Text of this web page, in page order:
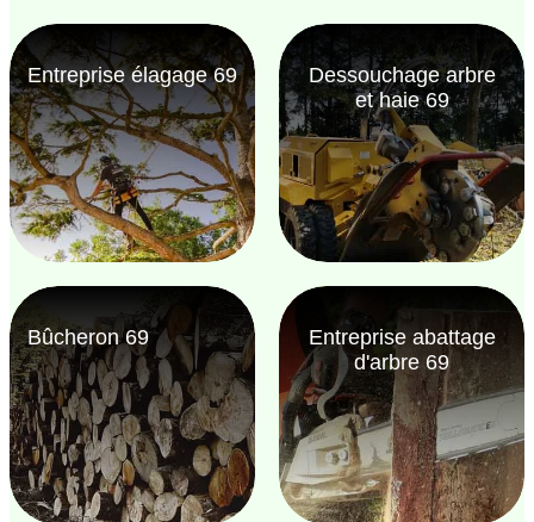
Entreprise élagage 69
Dessouchage arbre
et haie 69
Bûcheron 69
Entreprise abattage
d'arbre 69